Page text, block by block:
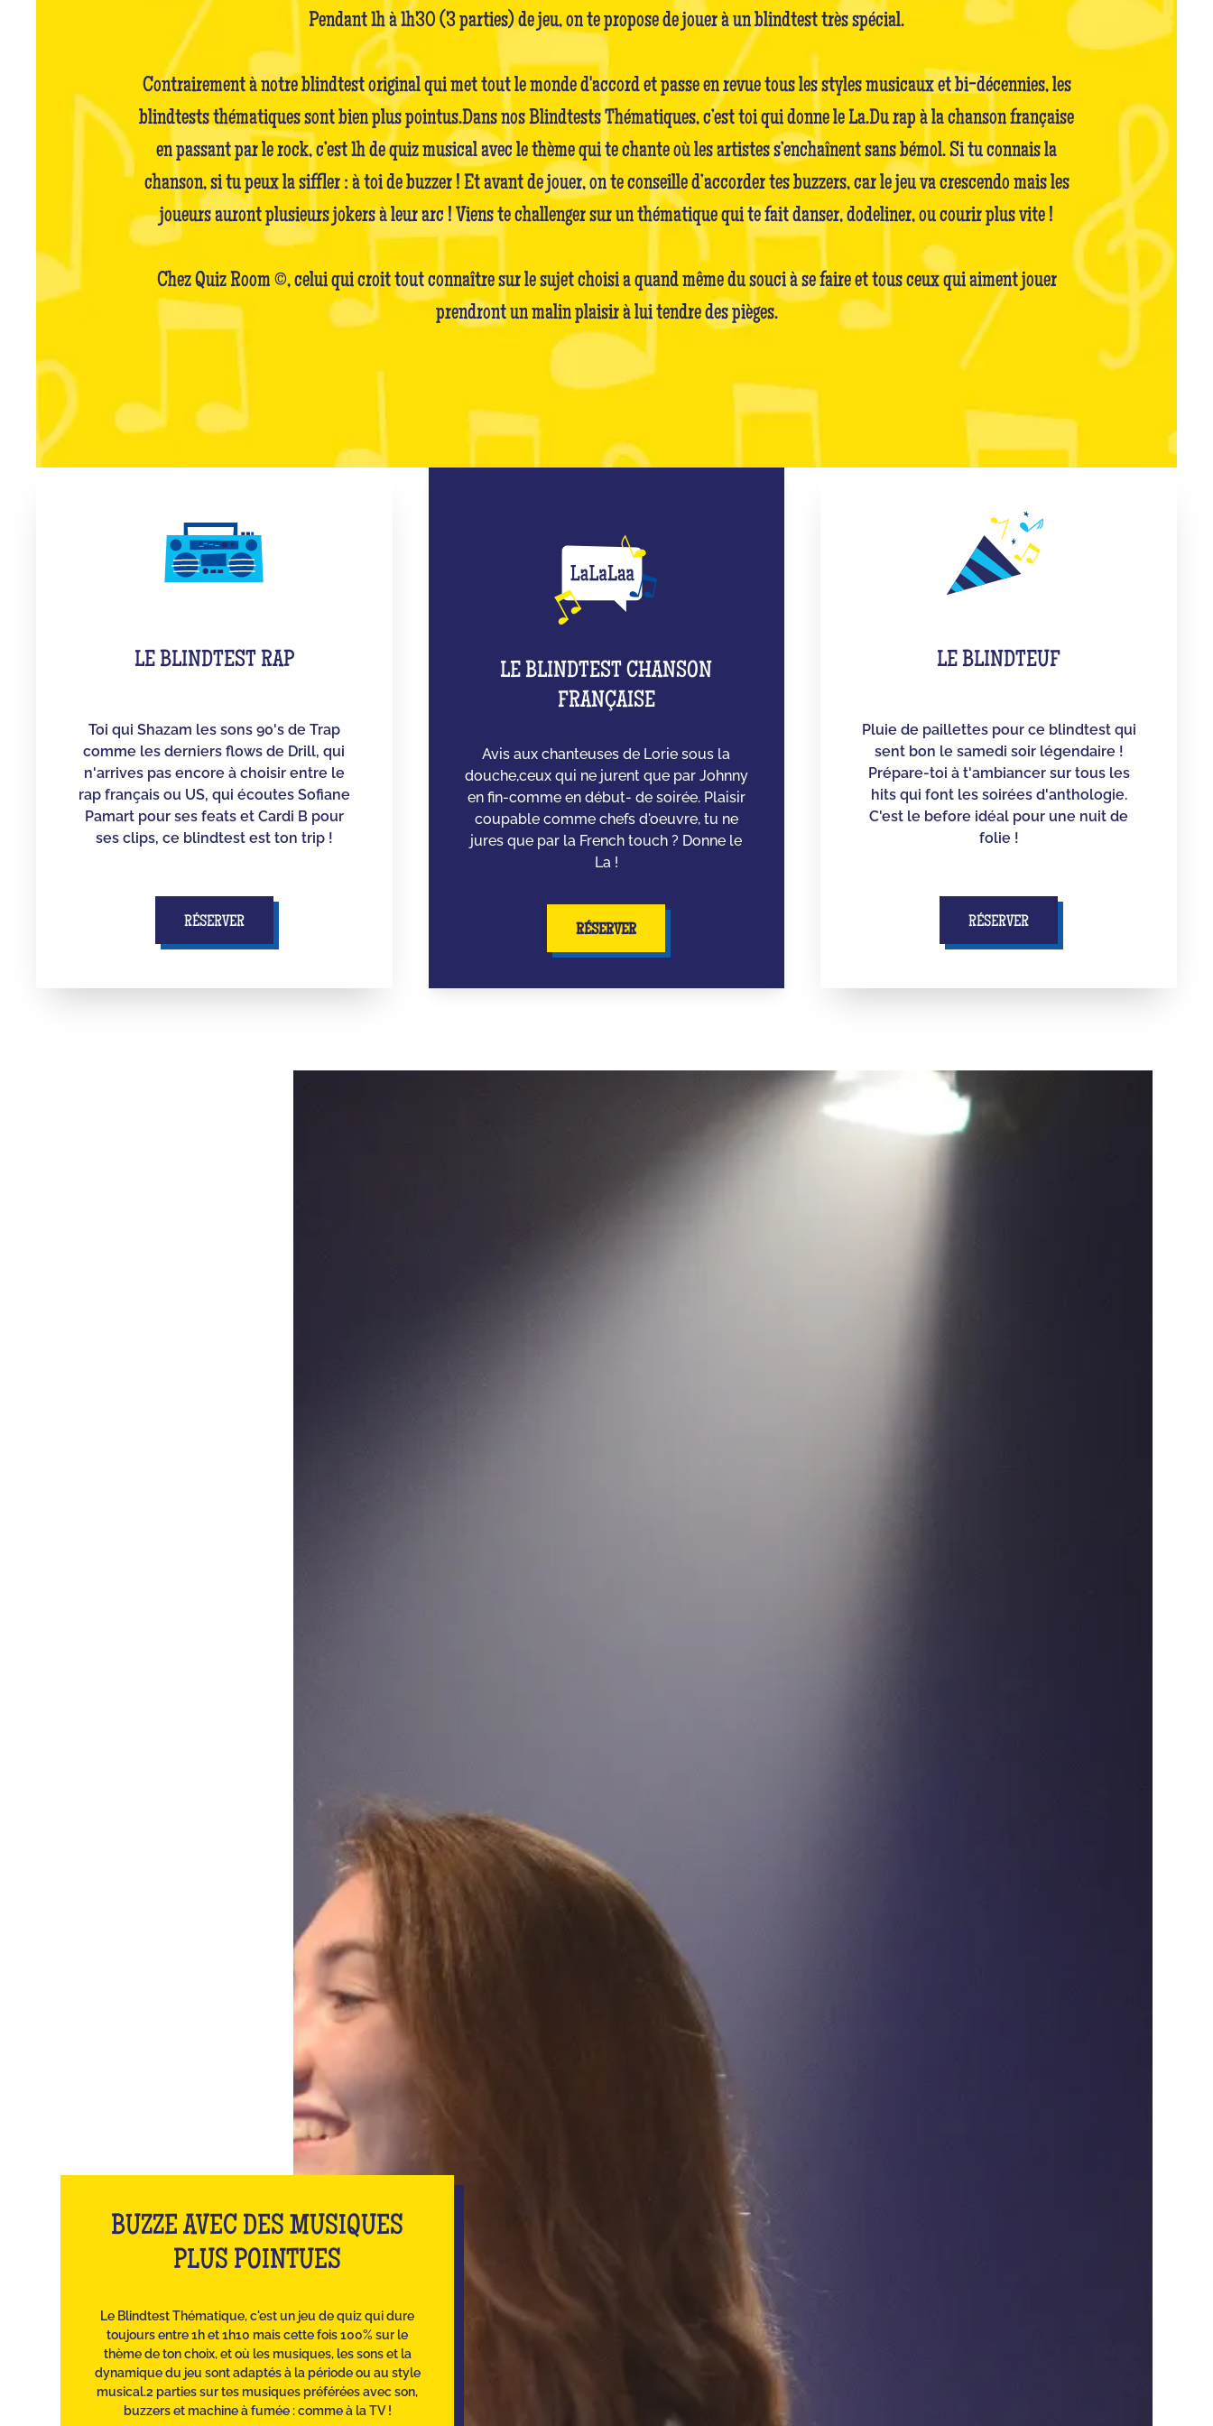
Pendant 1h à 1h30 (3 parties) de jeu, on te propose de jouer à un blindtest très spécial.
Contrairement à notre blindtest original qui met tout le monde d'accord et passe en revue tous les styles musicaux et bi-décennies, les
blindtests thématiques sont bien plus pointus.Dans nos Blindtests Thématiques, c’est toi qui donne le La.Du rap à la chanson française
en passant par le rock, c’est 1h de quiz musical avec le thème qui te chante où les artistes s’enchaînent sans bémol. Si tu connais la
chanson, si tu peux la siffler : à toi de buzzer ! Et avant de jouer, on te conseille d’accorder tes buzzers, car le jeu va crescendo mais les
joueurs auront plusieurs jokers à leur arc ! Viens te challenger sur un thématique qui te fait danser, dodeliner, ou courir plus vite !
Chez Quiz Room ©, celui qui croit tout connaître sur le sujet choisi a quand même du souci à se faire et tous ceux qui aiment jouer
prendront un malin plaisir à lui tendre des pièges.
LE BLINDTEST RAP
Toi qui Shazam les sons 90's de Trap
comme les derniers flows de Drill, qui
n'arrives pas encore à choisir entre le
rap français ou US, qui écoutes Sofiane
Pamart pour ses feats et Cardi B pour
ses clips, ce blindtest est ton trip !
RÉSERVER
LE BLINDTEST CHANSON
FRANÇAISE
Avis aux chanteuses de Lorie sous la
douche,ceux qui ne jurent que par Johnny
en fin-comme en début- de soirée. Plaisir
coupable comme chefs d'oeuvre, tu ne
jures que par la French touch ? Donne le
La !
RÉSERVER
LE BLINDTEUF
Pluie de paillettes pour ce blindtest qui
sent bon le samedi soir légendaire !
Prépare-toi à t'ambiancer sur tous les
hits qui font les soirées d'anthologie.
C'est le before idéal pour une nuit de
folie !
RÉSERVER
BUZZE AVEC DES MUSIQUES
PLUS POINTUES
Le Blindtest Thématique, c'est un jeu de quiz qui dure
toujours entre 1h et 1h10 mais cette fois 100% sur le
thème de ton choix, et où les musiques, les sons et la
dynamique du jeu sont adaptés à la période ou au style
musical.2 parties sur tes musiques préférées avec son,
buzzers et machine à fumée : comme à la TV !